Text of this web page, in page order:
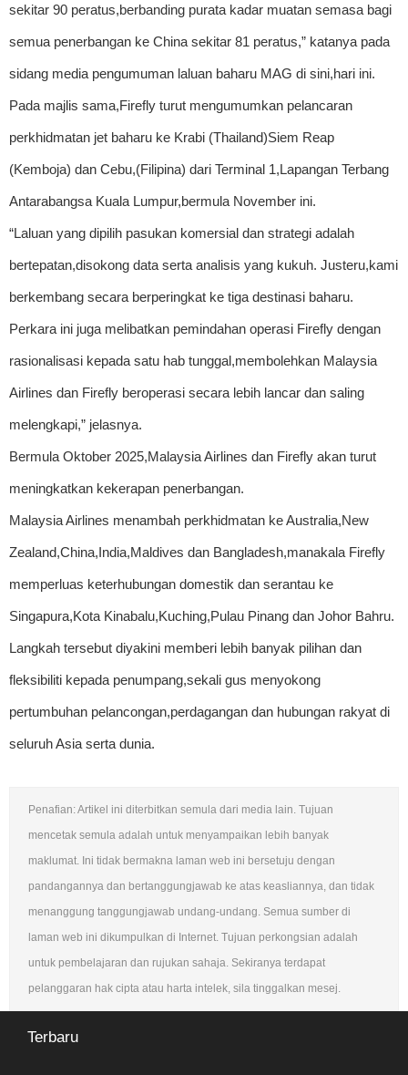
sekitar 90 peratus,berbanding purata kadar muatan semasa bagi
semua penerbangan ke China sekitar 81 peratus,” katanya pada
sidang media pengumuman laluan baharu MAG di sini,hari ini.
Pada majlis sama,Firefly turut mengumumkan pelancaran
perkhidmatan jet baharu ke Krabi (Thailand)Siem Reap
(Kemboja) dan Cebu,(Filipina) dari Terminal 1,Lapangan Terbang
Antarabangsa Kuala Lumpur,bermula November ini.
“Laluan yang dipilih pasukan komersial dan strategi adalah
bertepatan,disokong data serta analisis yang kukuh. Justeru,kami
berkembang secara berperingkat ke tiga destinasi baharu.
Perkara ini juga melibatkan pemindahan operasi Firefly dengan
rasionalisasi kepada satu hab tunggal,membolehkan Malaysia
Airlines dan Firefly beroperasi secara lebih lancar dan saling
melengkapi,” jelasnya.
Bermula Oktober 2025,Malaysia Airlines dan Firefly akan turut
meningkatkan kekerapan penerbangan.
Malaysia Airlines menambah perkhidmatan ke Australia,New
Zealand,China,India,Maldives dan Bangladesh,manakala Firefly
memperluas keterhubungan domestik dan serantau ke
Singapura,Kota Kinabalu,Kuching,Pulau Pinang dan Johor Bahru.
Langkah tersebut diyakini memberi lebih banyak pilihan dan
fleksibiliti kepada penumpang,sekali gus menyokong
pertumbuhan pelancongan,perdagangan dan hubungan rakyat di
seluruh Asia serta dunia.
Penafian: Artikel ini diterbitkan semula dari media lain. Tujuan
mencetak semula adalah untuk menyampaikan lebih banyak
maklumat. Ini tidak bermakna laman web ini bersetuju dengan
pandangannya dan bertanggungjawab ke atas keasliannya, dan tidak
menanggung tanggungjawab undang-undang. Semua sumber di
laman web ini dikumpulkan di Internet. Tujuan perkongsian adalah
untuk pembelajaran dan rujukan sahaja. Sekiranya terdapat
pelanggaran hak cipta atau harta intelek, sila tinggalkan mesej.
Terbaru